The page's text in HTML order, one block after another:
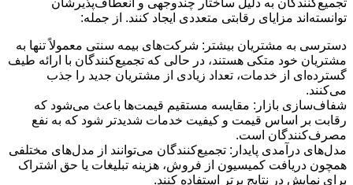
توانسته‌اند مزایای رقابتی متعددی ایجاد کنند. از جمله:
دسترسی به مشتریان بیشتر: شرکت‌های بیمه سنتی معمولاً تنها به
مشتریان خود متکی هستند، در حالی که تجمیع‌کنندگان با ارائه طیف
گسترده‌ای از خدمات، تعداد زیادی از مشتریان جدید را جذب
می‌کنند.
شفاف‌سازی بازار: مقایسه مستقیم قیمت‌ها باعث می‌شود که
رقابت بر اساس قیمت و کیفیت خدمات شدیدتر شود که به نفع
مصرف‌کنندگان است.
مدل‌های درآمدی پایدار: تجمیع‌کنندگان می‌توانند از مدل‌های مختلفی
همچون دریافت کمیسیون از فروش، هزینه تبلیغات یا حق اشتراک
برای نمایش در نتایج برتر استفاده کنند.